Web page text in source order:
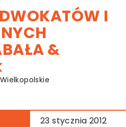
I
&
23 stycznia 2012